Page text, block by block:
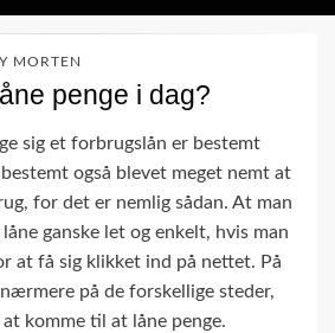
MORTEN
penge i dag?
sig et forbrugslån er bestemt
også blevet meget nemt at
for det er nemlig sådan. At man
ganske let og enkelt, hvis man
at få sig klikket ind på nettet. På
på de forskellige steder,
komme til at låne penge.